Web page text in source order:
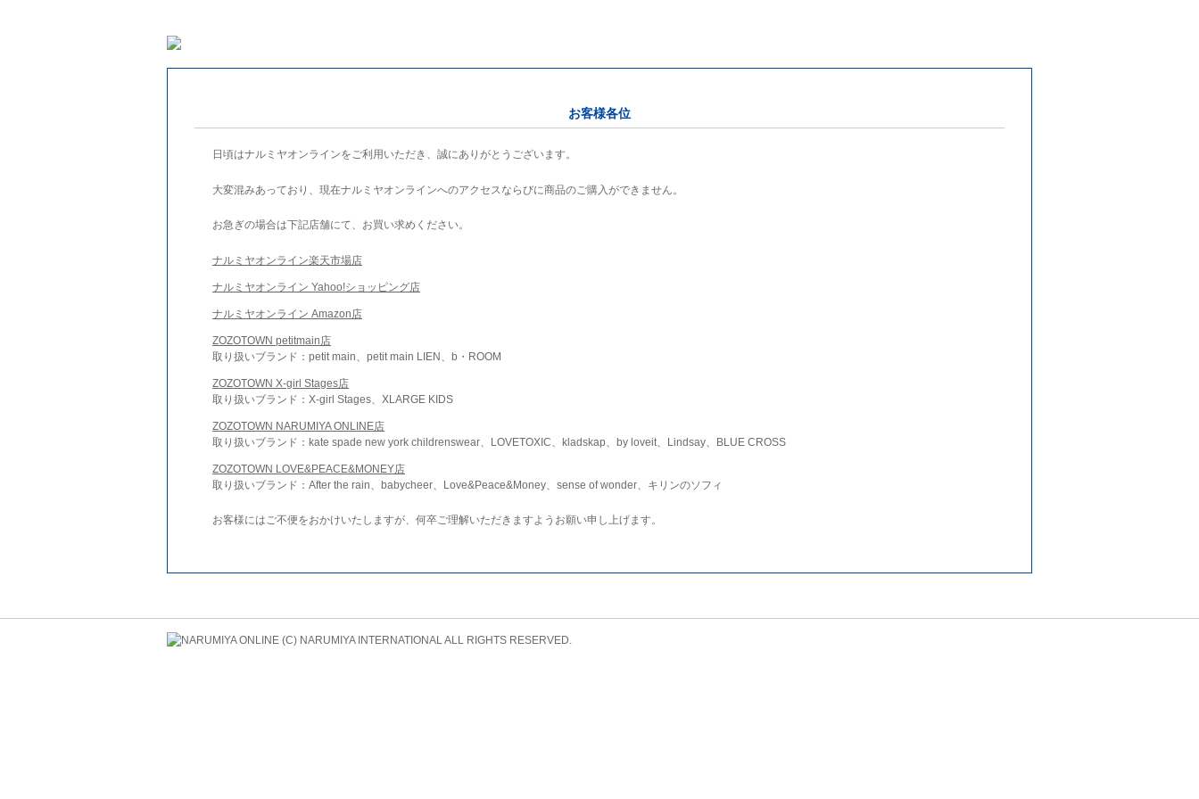
お客様各位
日頃はナルミヤオンラインをご利用いただき、誠にありがとうございます。
大変混みあっており、現在ナルミヤオンラインへのアクセスならびに商品のご購入ができません。
お急ぎの場合は下記店舗にて、お買い求めください。
ナルミヤオンライン楽天市場店
ナルミヤオンライン Yahoo!ショッピング店
ナルミヤオンライン Amazon店
ZOZOTOWN petitmain店
取り扱いブランド：petit main、petit main LIEN、b・ROOM
ZOZOTOWN X-girl Stages店
取り扱いブランド：X-girl Stages、XLARGE KIDS
ZOZOTOWN NARUMIYA ONLINE店
取り扱いブランド：kate spade new york childrenswear、LOVETOXIC、kladskap、by loveit、Lindsay、BLUE CROSS
ZOZOTOWN LOVE&PEACE&MONEY店
取り扱いブランド：After the rain、babycheer、Love&Peace&Money、sense of wonder、キリンのソフィ
お客様にはご不便をおかけいたしますが、何卒ご理解いただきますようお願い申し上げます。